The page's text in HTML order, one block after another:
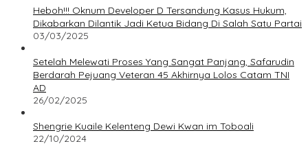
Heboh!!! Oknum Developer D Tersandung Kasus Hukum,
Dikabarkan Dilantik Jadi Ketua Bidang Di Salah Satu Partai
03/03/2025
Setelah Melewati Proses Yang Sangat Panjang, Safarudin
Berdarah Pejuang Veteran 45 Akhirnya Lolos Catam TNI
AD
26/02/2025
Shengrie Kuaile Kelenteng Dewi Kwan im Toboali
22/10/2024